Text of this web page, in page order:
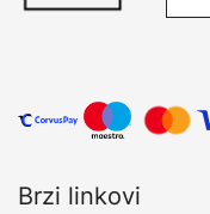
Brzi linkovi